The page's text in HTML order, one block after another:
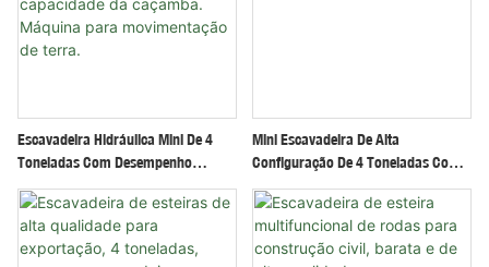
Escavadeira Hidráulica Mini De 4
Toneladas Com Desempenho
Estável, Forte Força De Escavação E
Grande Capacidade Da Caçamba.
Máquina Para Movimentação De
Terra.
Mini Escavadeira De Alta
Configuração De 4 Toneladas Com
Motor Importado, Lança Articulada
E Esteiras Retráteis.